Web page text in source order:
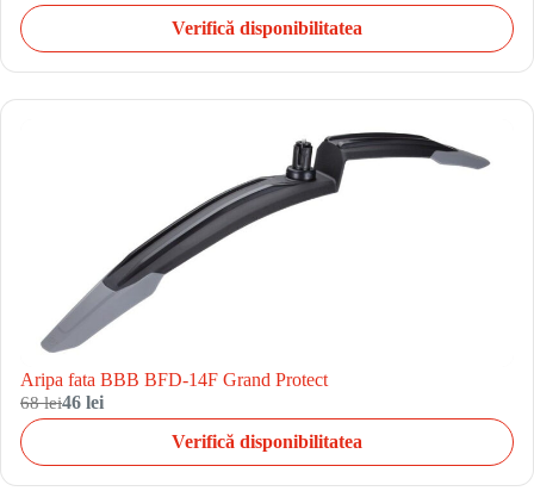
Verifică disponibilitatea
Aripa fata BBB BFD-14F Grand Protect
68 lei46 lei
Verifică disponibilitatea